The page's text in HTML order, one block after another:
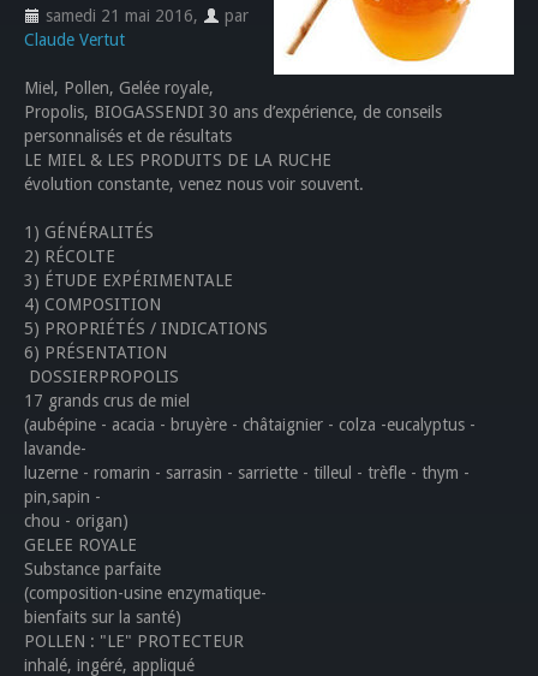
samedi 21 mai 2016,
par
Claude Vertut
Miel, Pollen, Gelée royale,
Propolis, BIOGASSENDI 30 ans d’expérience, de conseils
personnalisés et de résultats
LE MIEL & LES PRODUITS DE LA RUCHE
évolution constante, venez nous voir souvent.
1) GÉNÉRALITÉS
2) RÉCOLTE
3) ÉTUDE EXPÉRIMENTALE
4) COMPOSITION
5) PROPRIÉTÉS / INDICATIONS
6) PRÉSENTATION
DOSSIERPROPOLIS
17 grands crus de miel
(aubépine - acacia - bruyère - châtaignier - colza -eucalyptus -
lavande-
luzerne - romarin - sarrasin - sarriette - tilleul - trèfle - thym -
pin,sapin -
chou - origan)
GELEE ROYALE
Substance parfaite
(composition-usine enzymatique-
bienfaits sur la santé)
POLLEN : "LE" PROTECTEUR
inhalé, ingéré, appliqué